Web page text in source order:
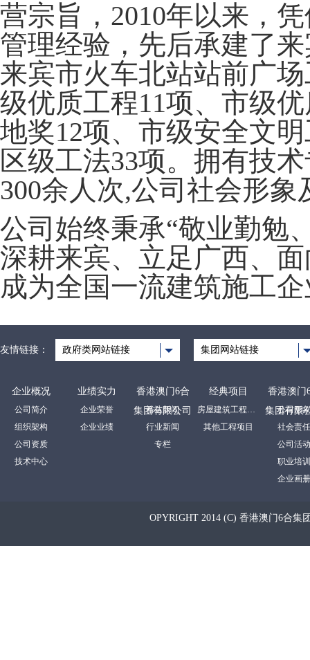
营宗旨，2010年以来，
管理经验，先后承建了
来宾市火车北站站前广
级优质工程11项、市级
地奖12项、市级安全文
区级工法33项。拥有技
300余人次,公司社会形
公司始终秉承“敬业勤勉
深耕来宾、立足广西、
成为全国一流建筑施工
友情链接： 政府类网站链接 集团网站链接
企业概况
公司简介
组织架构
公司资质
技术中心
业绩实力
企业荣誉
企业业绩
香港澳门6合
集团有限公司
裕达新闻
行业新闻
专栏
经典项目
房屋建筑工程项目
其他工程项目
香港澳门
集团有限
公司形象
社会责任
公司活动
职业培训
企业画册
OPYRIGHT 2014 (C) 香港澳门6合集